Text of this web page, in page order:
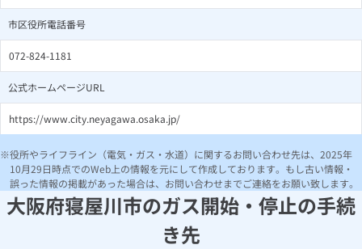
市区役所電話番号
072-824-1181
公式ホームページURL
https://www.city.neyagawa.osaka.jp/
役所やライフライン（電気・ガス・水道）に関するお問い合わせ先は、2025年
10月29日時点でのWeb上の情報を元にして作成しております。もし古い情報・
誤った情報の掲載があった場合は、お問い合わせまでご連絡をお願い致します。
大阪府寝屋川市のガス開始・停止の手続
き先